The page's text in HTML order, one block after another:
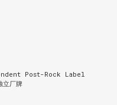
Post-Rock Label
立厂牌